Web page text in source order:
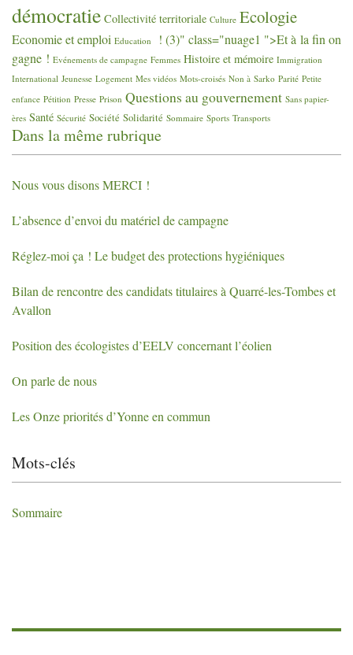
démocratie Collectivité territoriale Culture Ecologie
Economie et emploi Education
! (3)" class="nuage1 ">Et à la fin on
gagne ! Evénements de campagne Femmes Histoire et mémoire Immigration
International Jeunesse Logement Mes vidéos Mots-croisés Non à Sarko Parité Petite
enfance Pétition Presse Prison Questions au gouvernement Sans papier-
ères Santé Sécurité Société Solidarité Sommaire Sports Transports
Dans la même rubrique
Nous vous disonsMERCI !
L’absence d’envoi du matériel de campagne
Réglez-moi ça ! Le budget des protections hygiéniques
Bilan de rencontre des candidats titulaires à Quarré-les-Tombes et
Avallon
Position des écologistes d’EELV concernant l’éolien
On parle de nous
Les Onze priorités d’Yonne en commun
Mots-clés
Sommaire